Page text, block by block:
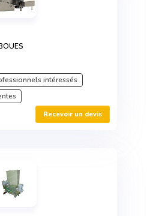
intéressés
Recevoir un devis